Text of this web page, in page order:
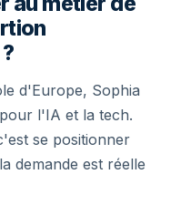
d'Europe, Sophia
l'IA et la tech.
se positionner
demande est réelle